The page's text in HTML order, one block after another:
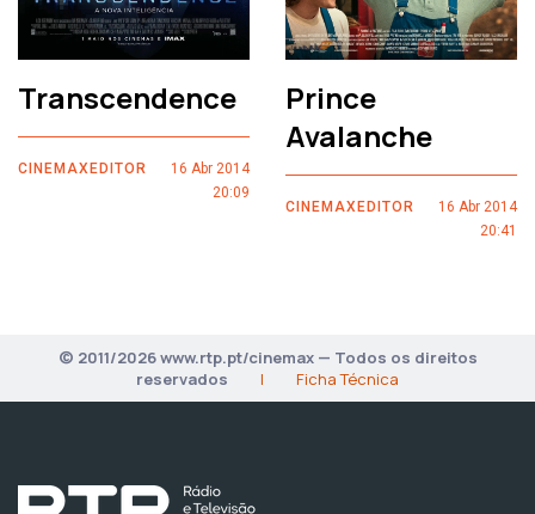
Transcendence
CINEMAXEDITOR
16 Abr 2014
20:09
Prince
Avalanche
CINEMAXEDITOR
16 Abr 2014
20:41
© 2011/2026 www.rtp.pt/cinemax — Todos os direitos
reservados
| Ficha Técnica